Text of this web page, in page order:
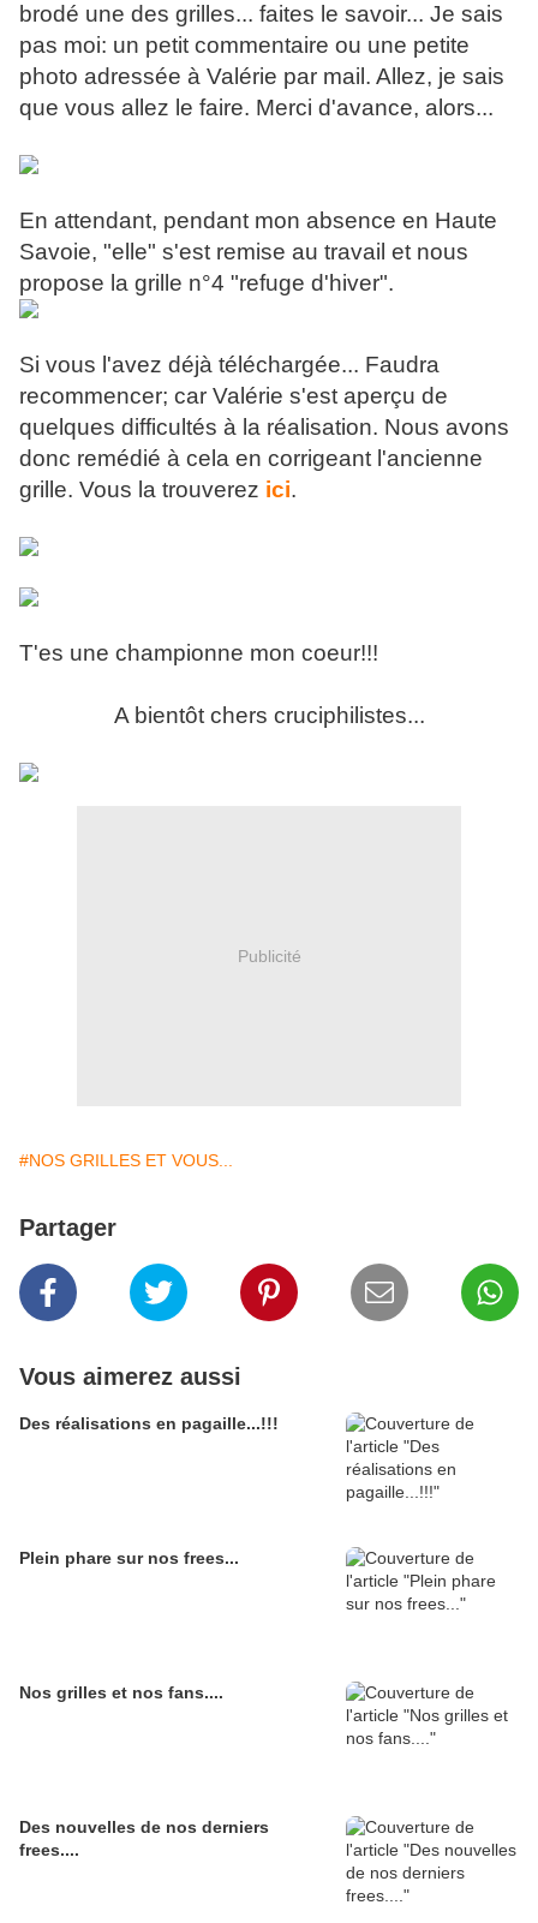
brodé une des grilles... faites le savoir... Je sais
pas moi: un petit commentaire ou une petite
photo adressée à Valérie par mail. Allez, je sais
que vous allez le faire. Merci d'avance, alors...
En attendant, pendant mon absence en Haute
Savoie, "elle" s'est remise au travail et nous
propose la grille n°4 "refuge d'hiver".
Si vous l'avez déjà téléchargée... Faudra
recommencer; car Valérie s'est aperçu de
quelques difficultés à la réalisation. Nous avons
donc remédié à cela en corrigeant l'ancienne
grille. Vous la trouverez ici.
T'es une championne mon coeur!!!
A bientôt chers cruciphilistes...
Publicité
#NOS GRILLES ET VOUS...
Partager
Vous aimerez aussi
Des réalisations en pagaille...!!!
Plein phare sur nos frees...
Nos grilles et nos fans....
Des nouvelles de nos derniers
frees....